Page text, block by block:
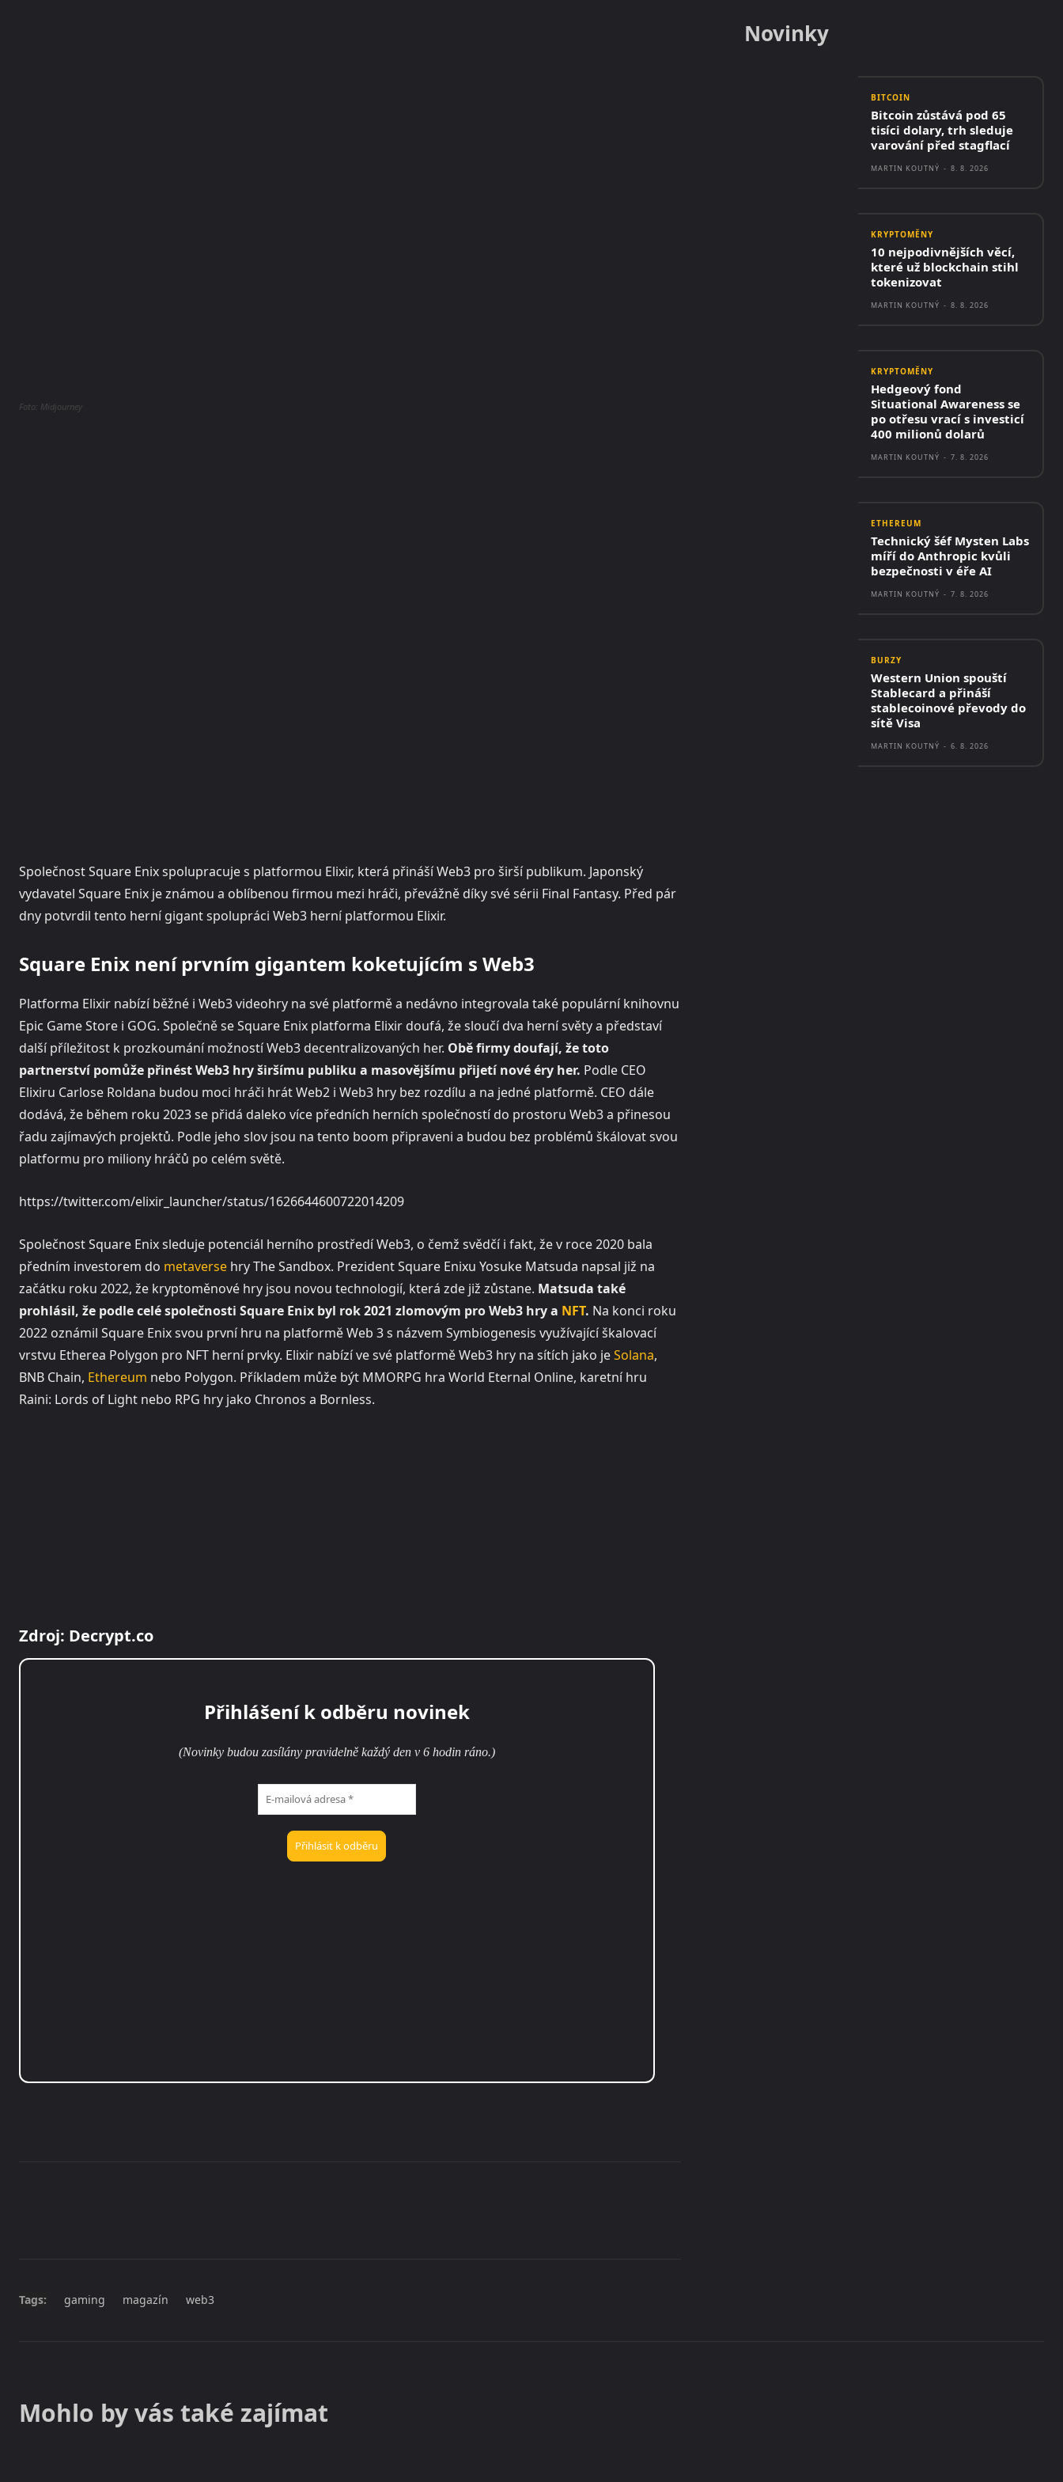
Foto: Midjourney
Společnost Square Enix spolupracuje s platformou Elixir, která přináší Web3 pro širší publikum. Japonský
vydavatel Square Enix je známou a oblíbenou firmou mezi hráči, převážně díky své sérii Final Fantasy. Před pár
dny potvrdil tento herní gigant spolupráci Web3 herní platformou Elixir.
Square Enix není prvním gigantem koketujícím s Web3
Platforma Elixir nabízí běžné i Web3 videohry na své platformě a nedávno integrovala také populární knihovnu
Epic Game Store i GOG. Společně se Square Enix platforma Elixir doufá, že sloučí dva herní světy a představí
další příležitost k prozkoumání možností Web3 decentralizovaných her. Obě firmy doufají, že toto
partnerství pomůže přinést Web3 hry širšímu publiku a masovějšímu přijetí nové éry her. Podle CEO
Elixiru Carlose Roldana budou moci hráči hrát Web2 i Web3 hry bez rozdílu a na jedné platformě. CEO dále
dodává, že během roku 2023 se přidá daleko více předních herních společností do prostoru Web3 a přinesou
řadu zajímavých projektů. Podle jeho slov jsou na tento boom připraveni a budou bez problémů škálovat svou
platformu pro miliony hráčů po celém světě.
https://twitter.com/elixir_launcher/status/1626644600722014209
Společnost Square Enix sleduje potenciál herního prostředí Web3, o čemž svědčí i fakt, že v roce 2020 bala
předním investorem do metaverse hry The Sandbox. Prezident Square Enixu Yosuke Matsuda napsal již na
začátku roku 2022, že kryptoměnové hry jsou novou technologií, která zde již zůstane. Matsuda také
prohlásil, že podle celé společnosti Square Enix byl rok 2021 zlomovým pro Web3 hry a NFT. Na konci roku
2022 oznámil Square Enix svou první hru na platformě Web 3 s názvem Symbiogenesis využívající škalovací
vrstvu Etherea Polygon pro NFT herní prvky. Elixir nabízí ve své platformě Web3 hry na sítích jako jeSolana,
BNB Chain, Ethereum nebo Polygon. Příkladem může být MMORPG hra World Eternal Online, karetní hru
Raini: Lords of Light nebo RPG hry jako Chronos a Bornless.
Zdroj: Decrypt.co
Přihlášení k odběru novinek
(Novinky budou zasílány pravidelně každý den v 6 hodin ráno.)
Tags: gaming magazín web3
Novinky
BITCOIN
Bitcoin zůstává pod 65
tisíci dolary, trh sleduje
varování před stagflací
MARTIN KOUTNÝ - 8. 8. 2026
KRYPTOMĚNY
10 nejpodivnějších věcí,
které už blockchain stihl
tokenizovat
MARTIN KOUTNÝ - 8. 8. 2026
KRYPTOMĚNY
Hedgeový fond
Situational Awareness se
po otřesu vrací s investicí
400 milionů dolarů
MARTIN KOUTNÝ - 7. 8. 2026
ETHEREUM
Technický šéf Mysten Labs
míří do Anthropic kvůli
bezpečnosti v éře AI
MARTIN KOUTNÝ - 7. 8. 2026
BURZY
Western Union spouští
Stablecard a přináší
stablecoinové převody do
sítě Visa
MARTIN KOUTNÝ - 6. 8. 2026
Mohlo by vás také zajímat